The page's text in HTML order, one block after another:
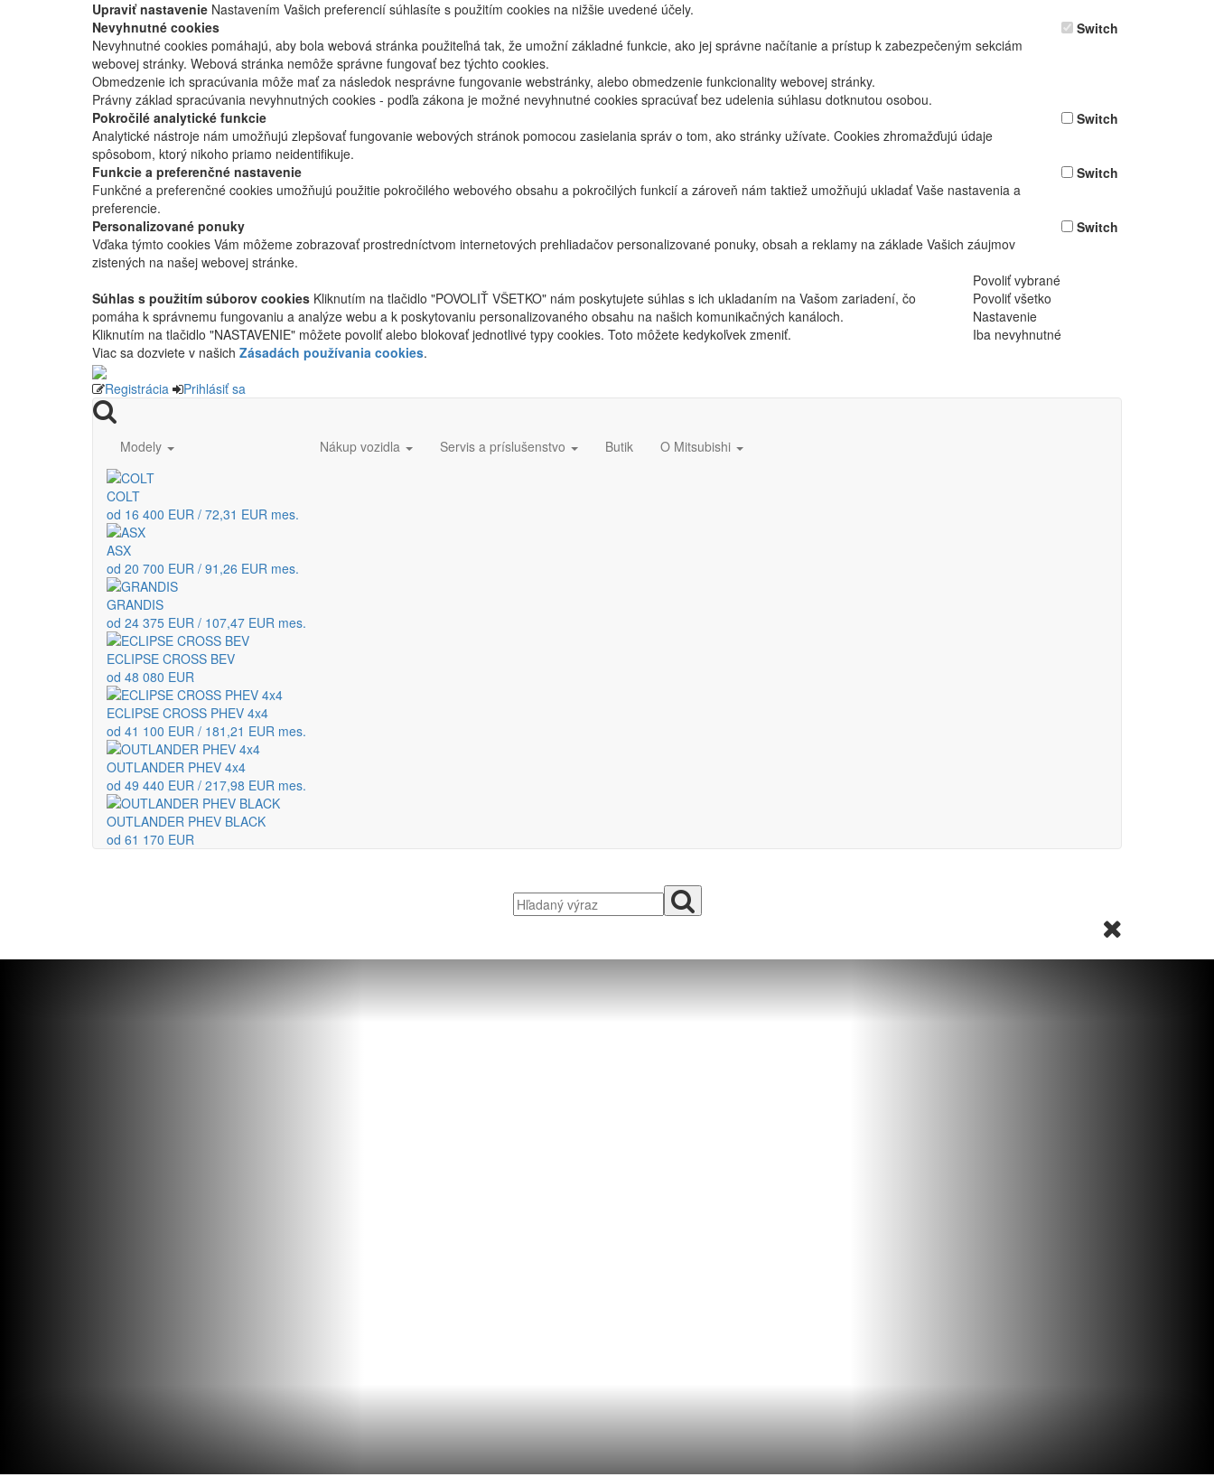
Upraviť nastavenie Nastavením Vašich preferencií súhlasíte s použitím cookies na nižšie uvedené účely.
Nevyhnutné cookies
Nevyhnutné cookies pomáhajú, aby bola webová stránka použiteľná tak, že umožní základné funkcie, ako jej správne načítanie a prístup k zabezpečeným sekciám
webovej stránky. Webová stránka nemôže správne fungovať bez týchto cookies.
Obmedzenie ich spracúvania môže mať za následok nesprávne fungovanie webstránky, alebo obmedzenie funkcionality webovej stránky.
Právny základ spracúvania nevyhnutných cookies - podľa zákona je možné nevyhnutné cookies spracúvať bez udelenia súhlasu dotknutou osobou.
Switch
Pokročilé analytické funkcie
Analytické nástroje nám umožňujú zlepšovať fungovanie webových stránok pomocou zasielania správ o tom, ako stránky užívate. Cookies zhromažďujú údaje
spôsobom, ktorý nikoho priamo neidentifikuje.
Switch
Funkcie a preferenčné nastavenie
Funkčné a preferenčné cookies umožňujú použitie pokročilého webového obsahu a pokročilých funkcií a zároveň nám taktiež umožňujú ukladať Vaše nastavenia a
preferencie.
Switch
Personalizované ponuky
Vďaka týmto cookies Vám môžeme zobrazovať prostredníctvom internetových prehliadačov personalizované ponuky, obsah a reklamy na základe Vašich záujmov
zistených na našej webovej stránke.
Switch
Povoliť vybrané
Súhlas s použitím súborov cookies Kliknutím na tlačidlo "POVOLIŤ VŠETKO" nám poskytujete súhlas s ich ukladaním na Vašom zariadení, čo
pomáha k správnemu fungovaniu a analýze webu a k poskytovaniu personalizovaného obsahu na našich komunikačných kanáloch.
Kliknutím na tlačidlo "NASTAVENIE" môžete povoliť alebo blokovať jednotlivé typy cookies. Toto môžete kedykoľvek zmeniť.
Viac sa dozviete v našich Zásadách používania cookies.
Povoliť všetko
Nastavenie
Iba nevyhnutné
Registrácia Prihlásiť sa
Modely
COLT
od 16 400 EUR / 72,31 EUR mes.
ASX
od 20 700 EUR / 91,26 EUR mes.
GRANDIS
od 24 375 EUR / 107,47 EUR mes.
ECLIPSE CROSS BEV
od 48 080 EUR
ECLIPSE CROSS PHEV 4x4
od 41 100 EUR / 181,21 EUR mes.
OUTLANDER PHEV 4x4
od 49 440 EUR / 217,98 EUR mes.
OUTLANDER PHEV BLACK
od 61 170 EUR
Nákup vozidla Servis a príslušenstvo Butik O Mitsubishi